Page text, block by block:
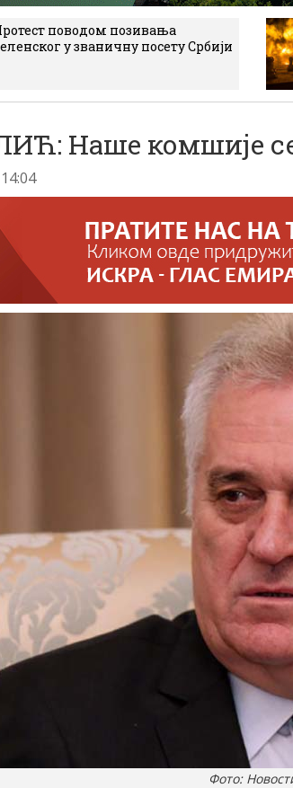
поводом позивања
у званичну посету Србији
Наше комшије
Фото: